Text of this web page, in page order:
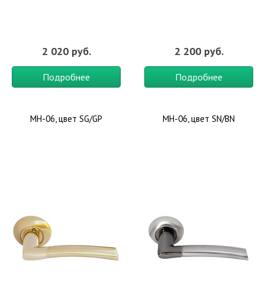
2 020 руб.
Подробнее
2 200 руб.
Подробнее
MH-06, цвет SG/GP MH-06, цвет SN/BN